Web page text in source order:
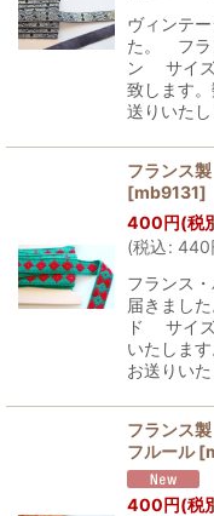
ヴィンテ
た。 フラ
ン サイズ
致します
送りいた
フランス
[mb9131]
400円(税
(税込: 440
フランス
届きまし
ド サイズ
いたしま
お送りい
フランス
フルール [
400円(税